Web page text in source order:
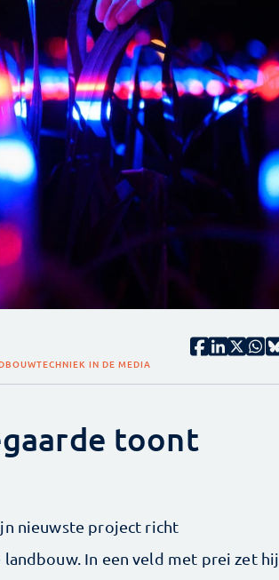
TECHNIEK IN DE MEDIA
toont
nieuwste project richt
In een veld met prei zet hij